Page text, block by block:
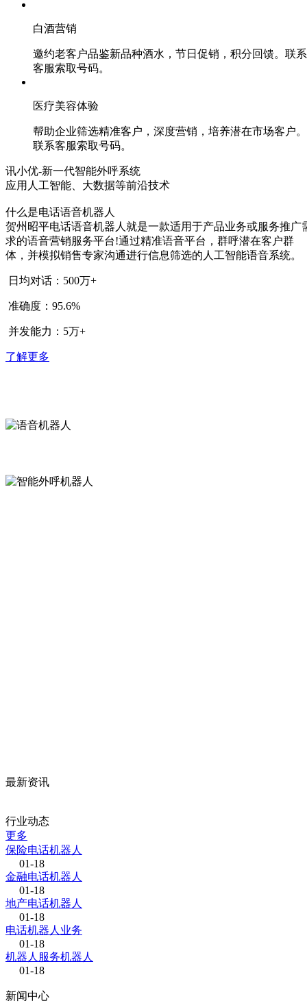
白酒营销
邀约老客户品鉴新品种酒水，节日促销，积分回馈。联系
客服索取号码。
医疗美容体验
帮助企业筛选精准客户，深度营销，培养潜在市场客户。
联系客服索取号码。
讯小优-新一代智能外呼系统
应用人工智能、大数据等前沿技术
什么是电话语音机器人
贺州昭平电话语音机器人就是一款适用于产品业务或服务推广
求的语音营销服务平台!通过精准语音平台，群呼潜在客户群
体，并模拟销售专家沟通进行信息筛选的人工智能语音系统。
日均对话：500万+
准确度：95.6%
并发能力：5万+
了解更多
最新资讯
行业动态
更多
保险电话机器人
01-18
金融电话机器人
01-18
地产电话机器人
01-18
电话机器人业务
01-18
机器人服务机器人
01-18
新闻中心